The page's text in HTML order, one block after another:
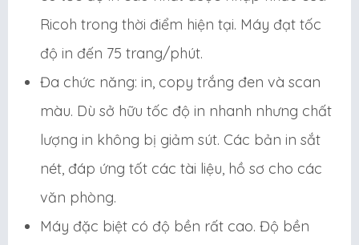
Ricoh trong thời điểm hiện tại. Máy đạt tốc
độ in đến 75 trang/phút.
Đa chức năng: in, copy trắng đen và scan
màu. Dù sở hữu tốc độ in nhanh nhưng chất
lượng in không bị giảm sút. Các bản in sắt
nét, đáp ứng tốt các tài liệu, hồ sơ cho các
văn phòng.
Máy đặc biệt có độ bền rất cao. Độ bền